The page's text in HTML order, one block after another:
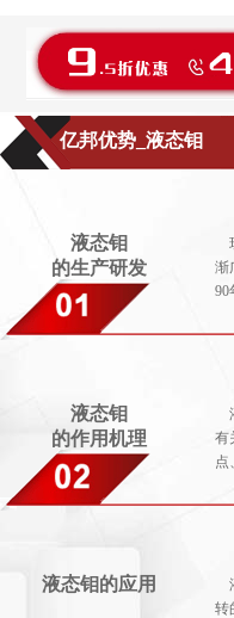
亿邦优势_液态钼
液态钼
的生产研发
渐
液态钼
的作用机理
有
液态钼的应用
转